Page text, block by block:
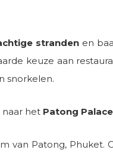
stranden en
keuze aan
snorkelen.
het Patong
van Patong, Phuket.